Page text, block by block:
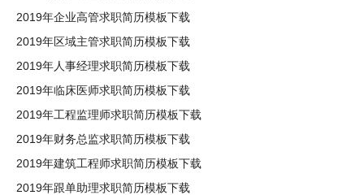
2019年企业高管求职简历模板下载
2019年区域主管求职简历模板下载
2019年人事经理求职简历模板下载
2019年临床医师求职简历模板下载
2019年工程监理师求职简历模板下载
2019年财务总监求职简历模板下载
2019年建筑工程师求职简历模板下载
2019年跟单助理求职简历模板下载